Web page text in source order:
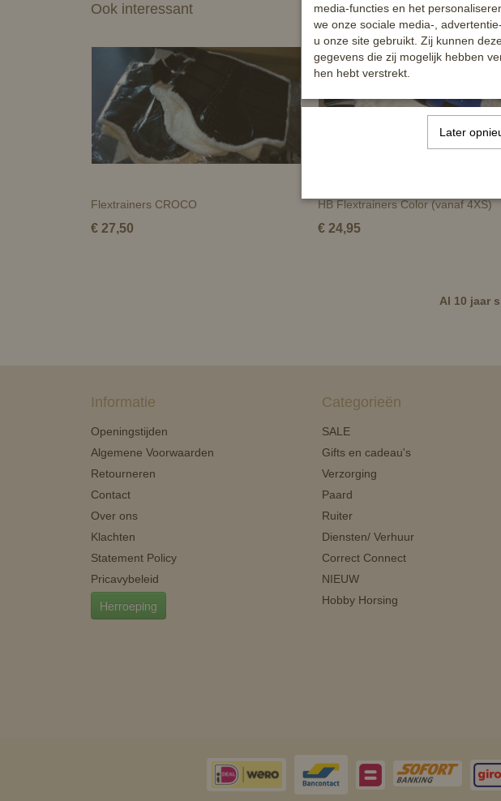
Ook interessant
Flextrainers CROCO
€ 27,50
HB Flextrainers Color (vanaf 4XS)
€ 24,95
Al 10 jaar
Informatie
Openingstijden
Algemene Voorwaarden
Retourneren
Contact
Over ons
Klachten
Statement Policy
Pricavybeleid
Herroeping
Categorieën
SALE
Gifts en cadeau's
Verzorging
Paard
Ruiter
Diensten/ Verhuur
Correct Connect
NIEUW
Hobby Horsing
media-functies en het
we onze sociale media-,
u onze site gebruikt. Zij kunnen
gegevens die zij mogelijk hebben
hen hebt verstrekt.
Later